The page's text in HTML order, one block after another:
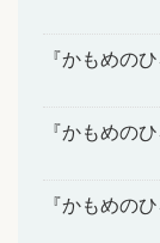
『かもめの
『かもめの
『かもめの